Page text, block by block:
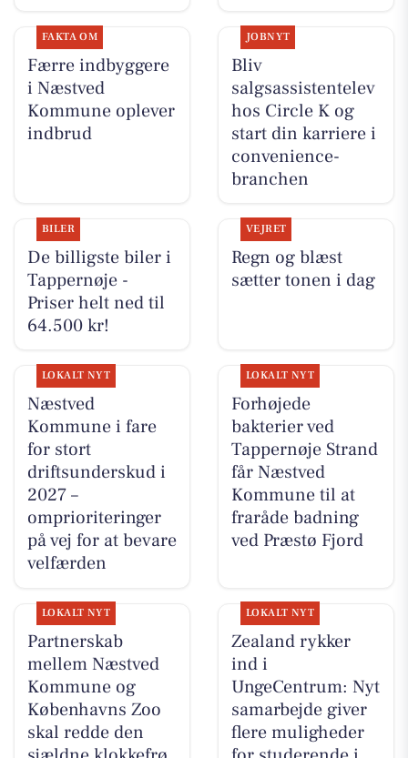
FAKTA OM
Færre indbyggere
i Næstved
Kommune oplever
indbrud
JOBNYT
Bliv
salgsassistentelev
hos Circle K og
start din karriere i
convenience-
branchen
BILER
De billigste biler i
Tappernøje -
Priser helt ned til
64.500 kr!
VEJRET
Regn og blæst
sætter tonen i dag
LOKALT NYT
Næstved
Kommune i fare
for stort
driftsunderskud i
2027 –
omprioriteringer
på vej for at bevare
velfærden
LOKALT NYT
Forhøjede
bakterier ved
Tappernøje Strand
får Næstved
Kommune til at
fraråde badning
ved Præstø Fjord
LOKALT NYT
Partnerskab
mellem Næstved
Kommune og
Københavns Zoo
skal redde den
LOKALT NYT
Zealand rykker
ind i
UngeCentrum: Nyt
samarbejde giver
flere muligheder